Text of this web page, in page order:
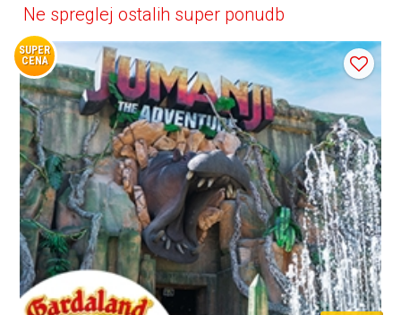
Ne spreglej ostalih super ponudb
SUPER
CENA